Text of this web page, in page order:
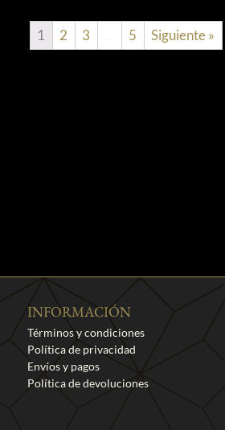
1 2 3 5 Siguiente »
INFORMACIÓN
Términos y condiciones
Política de privacidad
Envíos y pagos
Política de devoluciones